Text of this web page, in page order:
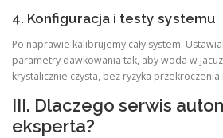
4. Konfiguracja i testy systemu
Po naprawie kalibrujemy cały system.
parametry dawkowania tak, aby woda w
krystalicznie czysta, bez ryzyka
III. Dlaczego serwis
eksperta?